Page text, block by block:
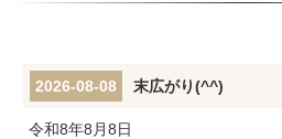
2026-08-08 末広がり(^^)
令和8年8月8日